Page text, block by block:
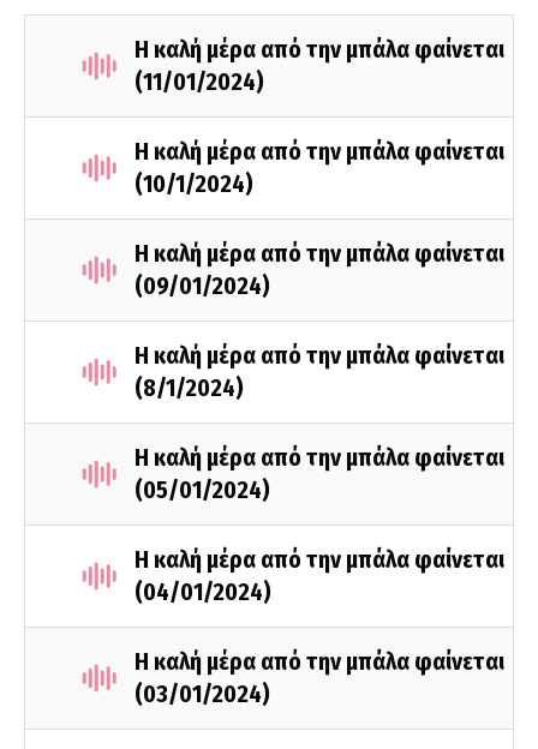
Η καλή μέρα από την μπάλα φαίνεται
(11/01/2024)
Η καλή μέρα από την μπάλα φαίνεται
(10/1/2024)
Η καλή μέρα από την μπάλα φαίνεται
(09/01/2024)
Η καλή μέρα από την μπάλα φαίνεται
(8/1/2024)
Η καλή μέρα από την μπάλα φαίνεται
(05/01/2024)
Η καλή μέρα από την μπάλα φαίνεται
(04/01/2024)
Η καλή μέρα από την μπάλα φαίνεται
(03/01/2024)